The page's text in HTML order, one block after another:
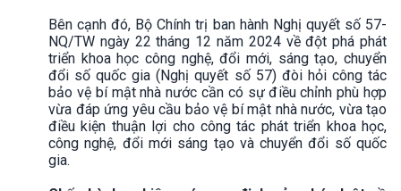
Bên cạnh đó, Bộ Chính trị ban hành Nghị quyết số 57-
NQ/TW ngày 22 tháng 12 năm 2024 về đột phá phát
triển khoa học công nghệ, đổi mới, sáng tạo, chuyển
đổi số quốc gia (Nghị quyết số 57) đòi hỏi công tác
bảo vệ bí mật nhà nước cần có sự điều chỉnh phù hợp
vừa đáp ứng yêu cầu bảo vệ bí mật nhà nước, vừa tạo
điều kiện thuận lợi cho công tác phát triển khoa học,
công nghệ, đổi mới sáng tạo và chuyển đổi số quốc
gia.